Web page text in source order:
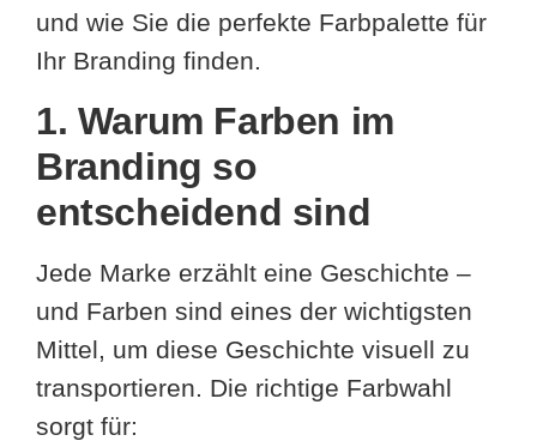
und wie Sie die perfekte Farbpalette für
Ihr Branding finden.
1. Warum Farben im
Branding so
entscheidend sind
Jede Marke erzählt eine Geschichte –
und Farben sind eines der wichtigsten
Mittel, um diese Geschichte visuell zu
transportieren. Die richtige Farbwahl
sorgt für: